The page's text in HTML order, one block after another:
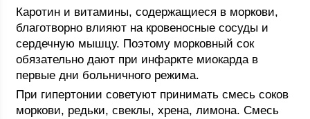
Каротин и витамины, содержащиеся в моркови,
благотворно влияют на кровеносные сосуды и
сердечную мышцу. Поэтому морковный сок
обязательно дают при инфаркте миокарда в
первые дни больничного режима.
При гипертонии советуют принимать смесь соков
моркови, редьки, свеклы, хрена, лимона. Смесь